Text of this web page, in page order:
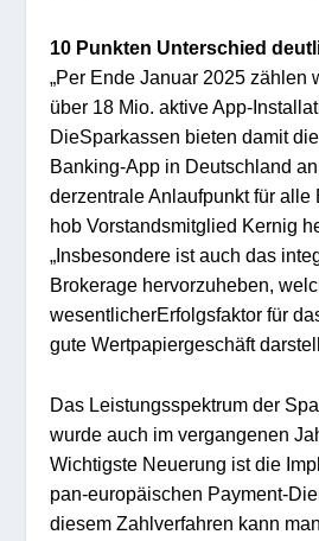
10 Punkten Unterschied
„Per Ende Januar 2025 zählen
über 18 Mio. aktive App-Ins
DieSparkassen bieten damit
Banking-App in Deutschland an
derzentrale Anlaufpunktfüralle
hobVorstandsmitglied Kernig
„Insbesondere ist auch das
Brokerage hervorzuheben, we
wesentlicherErfolgsfaktor für
gute Wertpapiergeschäft dar
Das Leistungsspektrum der
wurde auch im vergangenen
Wichtigste Neuerung ist die
pan-europäischen Payment-
diesem Zahlverfahren kann man